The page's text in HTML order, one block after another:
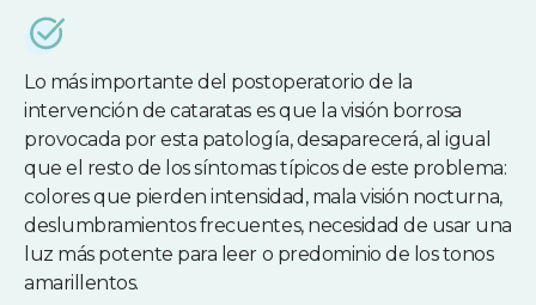
Lo más importante del postoperatorio de la
intervención de cataratas es que la visión borrosa
provocada por esta patología, desaparecerá, al igual
que el resto de los síntomas típicos de este problema:
colores que pierden intensidad, mala visión nocturna,
deslumbramientos frecuentes, necesidad de usar una
luz más potente para leer o predominio de los tonos
amarillentos.